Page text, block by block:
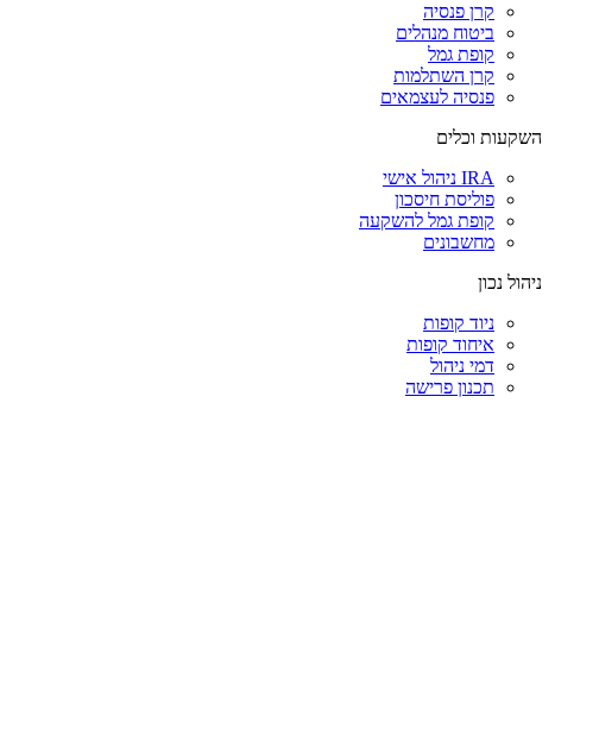
קרן פנסיה
ביטוח מנהלים
קופת גמל
קרן השתלמות
פנסיה לעצמאים
השקעות וכלים
IRA ניהול אישי
פוליסת חיסכון
קופת גמל להשקעה
מחשבונים
ניהול נכון
ניוד קופות
איחוד קופות
דמי ניהול
תכנון פרישה